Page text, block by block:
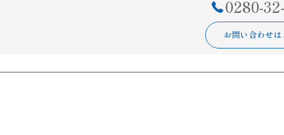
0280-
お問い合わせは